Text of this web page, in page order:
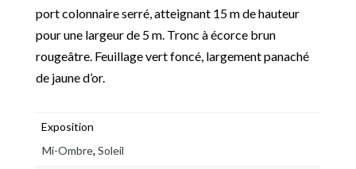
port colonnaire serré, atteignant 15 m de hauteur
pour une largeur de 5 m. Tronc à écorce brun
rougeâtre. Feuillage vert foncé, largement panaché
de jaune d’or.
Exposition
Mi-Ombre,Soleil